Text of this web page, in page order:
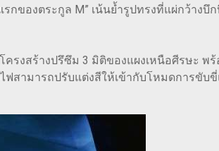
กของตระกูล M” เน้นย้ำรูปทรงที่แผ่กว้าง
รงสร้างปรึซึม 3 มิติของแผงเหนือศีรษะ พ
สามารถปรับแต่งสีให้เข้ากับโหมดการขับ